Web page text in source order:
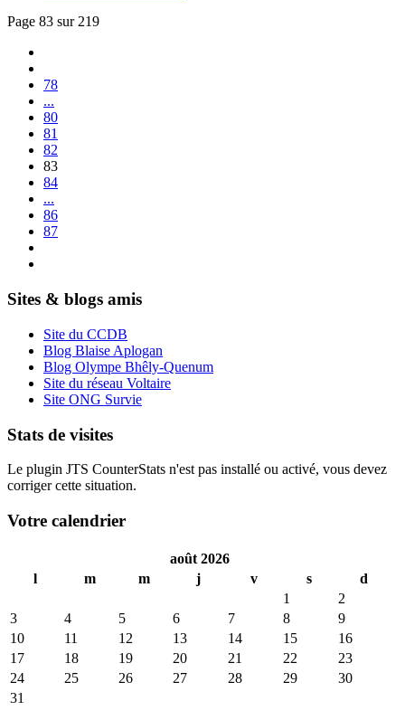
Page 83 sur 219
78
...
80
81
82
83
84
...
86
87
Sites & blogs amis
Site du CCDB
Blog Blaise Aplogan
Blog Olympe Bhêly-Quenum
Site du réseau Voltaire
Site ONG Survie
Stats de visites
Le plugin JTS CounterStats n'est pas installé ou activé, vous devez
corriger cette situation.
Votre calendrier
août 2026
l
m m j v s
d
1
2
3
4 5 6 7 8
9
10
11 12 13 14 15
16
17
18 19 20 21 22
23
24
25 26 27 28 29
30
31